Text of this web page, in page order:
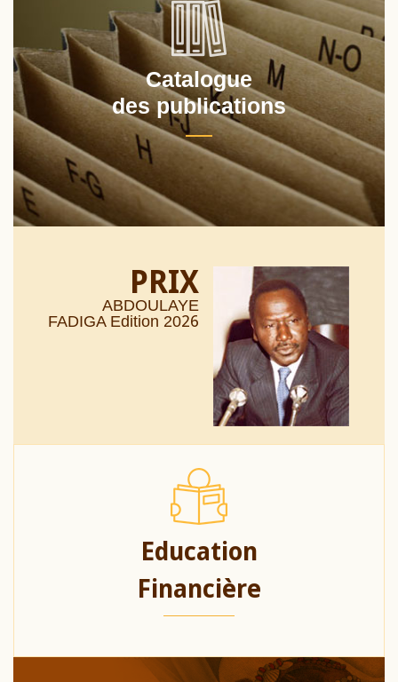
Catalogue
des publications
PRIX
ABDOULAYE
FADIGA Edition 2026
Education
Financière